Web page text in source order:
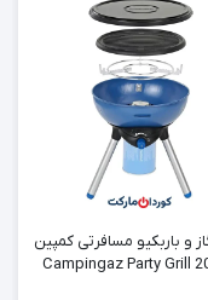
و باربکیو مسافرتی کمپین